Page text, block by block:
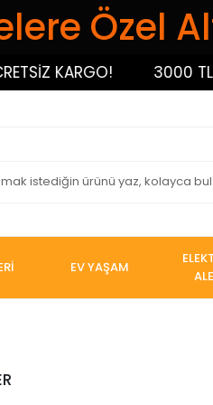
Özel
KARGO! 3000 TL
EV YAŞAM